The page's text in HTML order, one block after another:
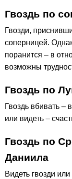
Гвоздь по
Гвозди,
соперницей.
поранится – в
возможны
Гвоздь по
Гвоздь вбивать –
или видеть –
Гвоздь по
Даниила
Видеть гвозди